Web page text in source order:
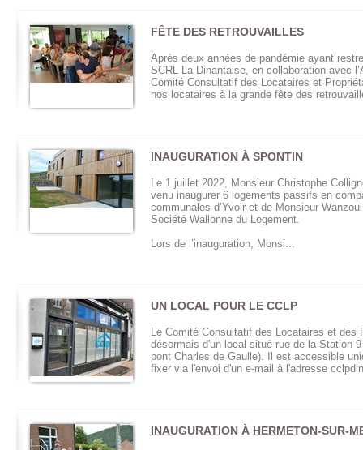
FÊTE DES RETROUVAILLES
Après deux années de pandémie ayant
SCRL La Dinantaise, en collaboration avec
Comité Consultatif des Locataires et
nos locataires à la grande fête des
INAUGURATION À SPONTIN
Le 1 juillet 2022, Monsieur Christophe
venu inaugurer 6 logements passifs en
communales d’Yvoir et de Monsieur
Société Wallonne du Logement.
Lors de l’inauguration, Monsi...
UN LOCAL POUR LE CCLP
Le Comité Consultatif des Locataires et des
désormais d'un local situé rue de la Station
pont Charles de Gaulle). Il est accessible
fixer via l'envoi d'un e-mail à l'adresse
INAUGURATION À HERMETON-SUR-